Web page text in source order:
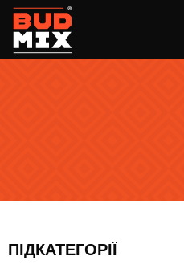
Очікуйте
ПІДКАТЕГОРІЇ